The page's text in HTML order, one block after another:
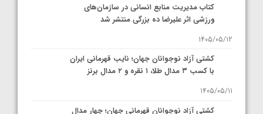
کتاب مدیریت منابع انسانی در سازمان‌های
ورزشی اثر علیرضا ده بزرگی منتشر شد
1405/05/12
کشتی آزاد نوجوانان جهان؛ نایب قهرمانی ایران
با کسب ۳ مدال طلا، ۱ نقره و ۲ مدال برنز
1405/05/11
کشتی آزاد نوجوانان قهرمانی جهان؛ چهار مدال